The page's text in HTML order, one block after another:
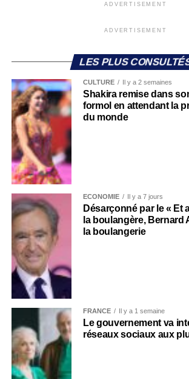
ADVERTISEMENT
ADVERTISEMENT
LES PLUS
CULTURE Il y a 2 semaines
Shakira remise dans
formol en attendant la
du monde
ECONOMIE Il y a 7 jours
Désarçonné par le « Et
la boulangère, Bernard
la boulangerie
FRANCE Il y a 1 semaine
Le gouvernement va
réseaux sociaux aux